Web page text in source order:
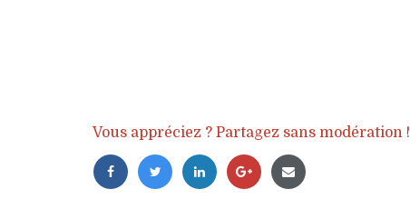
Vous appréciez ? Partagez sans modération !